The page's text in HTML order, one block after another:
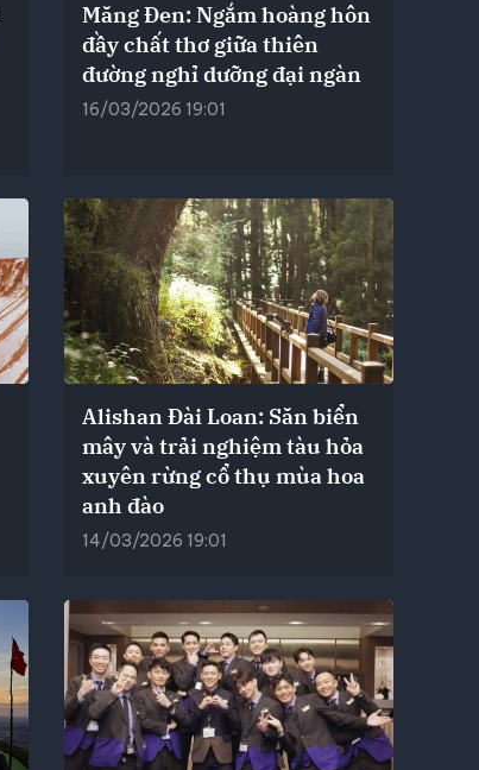
Măng Đen: Ngắm hoàng hôn
đầy chất thơ giữa thiên
đường nghỉ dưỡng đại ngàn
16/03/2026 19:01
Alishan Đài Loan: Săn biển
mây và trải nghiệm tàu hỏa
xuyên rừng cổ thụ mùa hoa
anh đào
14/03/2026 19:01